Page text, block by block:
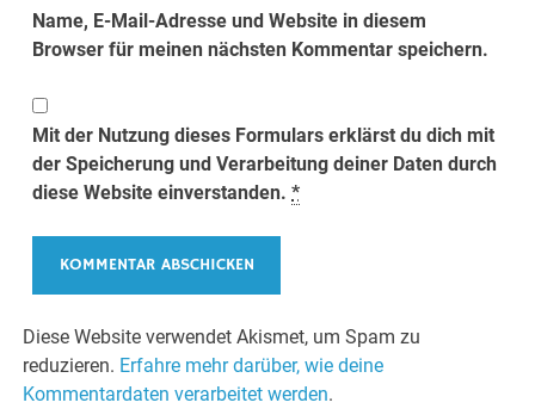
Name, E-Mail-Adresse und Website in diesem
Browser für meinen nächsten Kommentar speichern.
Mit der Nutzung dieses Formulars erklärst du dich mit
der Speicherung und Verarbeitung deiner Daten durch
diese Website einverstanden.*
Diese Website verwendet Akismet, um Spam zu
reduzieren. Erfahre mehr darüber, wie deine
Kommentardaten verarbeitet werden.